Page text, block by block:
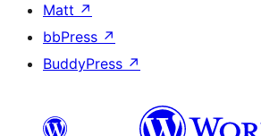
Matt ↗
bbPress ↗
BuddyPress ↗